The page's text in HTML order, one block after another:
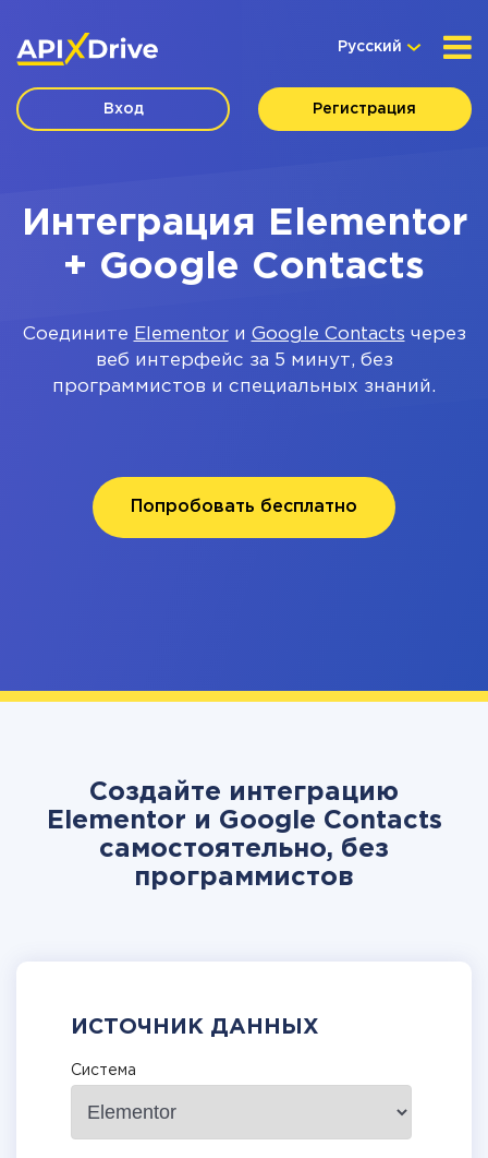
Русский
Вход Регистрация
Интеграция Elementor
+ Google Contacts
Соедините Elementorи Google Contacts через
веб интерфейс за 5 минут, без
программистов и специальных знаний.
Попробовать бесплатно
Создайте интеграцию
Elementor и Google Contacts
самостоятельно, без
программистов
ИСТОЧНИК ДАННЫХ
Система